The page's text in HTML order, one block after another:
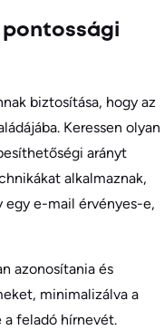
pontossági
biztosítása, hogy az
Keressen olyan
arányt
alkalmaznak,
egy e-mail érvényes-e,
azonosítania és
minimalizálva a
a feladó hírnevét.